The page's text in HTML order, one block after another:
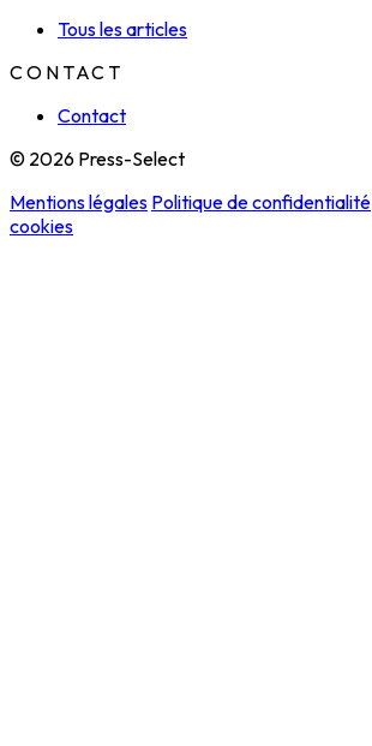
Tous les articles
CONTACT
Contact
© 2026 Press-Select
Mentions légales Politique de confidentialité
cookies